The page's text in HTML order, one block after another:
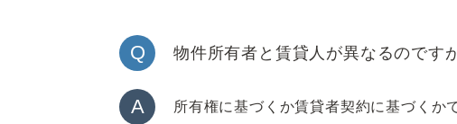
Q 物件所有者と賃貸人が異なるのです
A 所有権に基づくか賃貸者契約に基づくか